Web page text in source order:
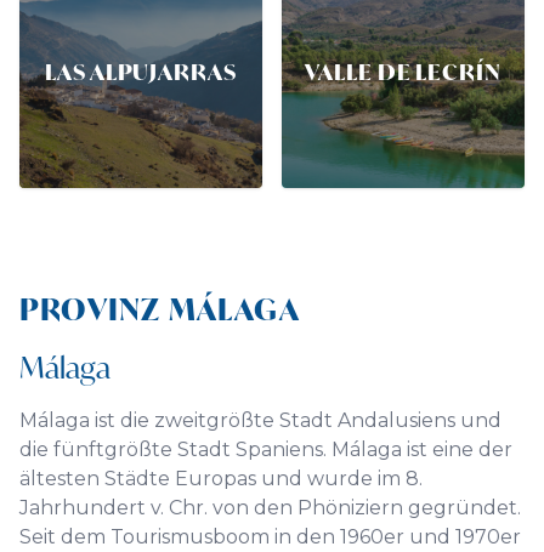
LAS ALPUJARRAS VALLE DE LECRÍN
PROVINZ MÁLAGA
Málaga
Málaga ist die zweitgrößte Stadt Andalusiens und
die fünftgrößte Stadt Spaniens. Málaga ist eine der
ältesten Städte Europas und wurde im 8.
Jahrhundert v. Chr. von den Phöniziern gegründet.
Seit dem Tourismusboom in den 1960er und 1970er